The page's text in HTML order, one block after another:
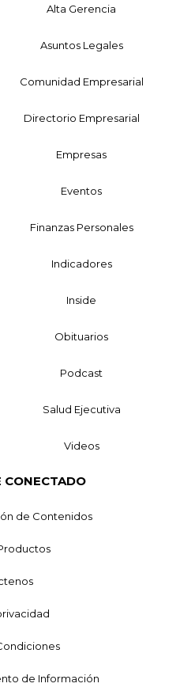
Alta Gerencia
Asuntos Legales
Comunidad Empresarial
Directorio Empresarial
Empresas
Eventos
Finanzas Personales
Indicadores
Inside
Obituarios
Podcast
Salud Ejecutiva
Videos
CONECTADO
de Contenidos
de Información